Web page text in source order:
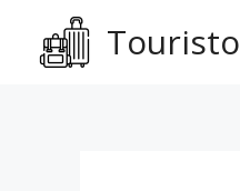
contenu
Touristo